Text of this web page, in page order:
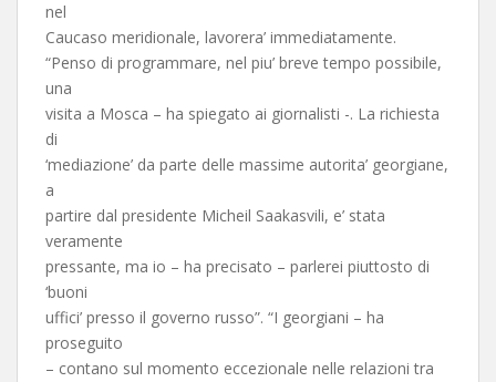
nel
Caucaso meridionale, lavorera’ immediatamente.
“Penso di programmare, nel piu’ breve tempo possibile,
una
visita a Mosca – ha spiegato ai giornalisti -. La richiesta
di
‘mediazione’ da parte delle massime autorita’ georgiane,
a
partire dal presidente Micheil Saakasvili, e’ stata
veramente
pressante, ma io – ha precisato – parlerei piuttosto di
‘buoni
uffici’ presso il governo russo”. “I georgiani – ha
proseguito
– contano sul momento eccezionale nelle relazioni tra